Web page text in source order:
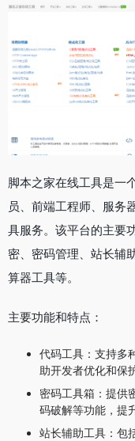
脚本之家在线工具是一
员、前端工程师、服务
具服务。该平台的主要
密、密码管理、站长辅
算器工具等。
主要功能和特点：
代码工具：支持多
助开发者优化和保
密码工具箱：提供
码破解等功能，提
站长辅助工具：包